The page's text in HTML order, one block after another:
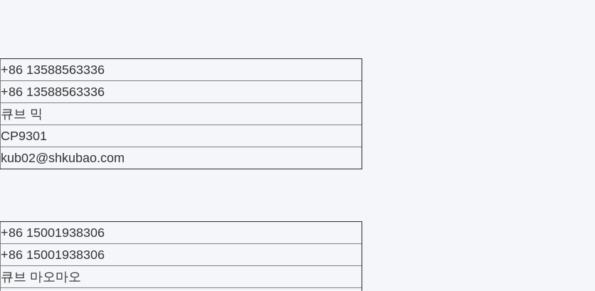
+86 13588563336
+86 13588563336
큐브 믹
CP9301
kub02@shkubao.com
+86 15001938306
+86 15001938306
큐브 마오마오